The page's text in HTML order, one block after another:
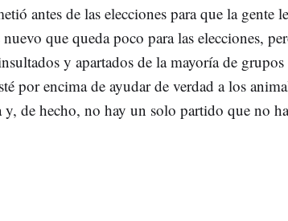
antes de las elecciones para que la gente
que queda poco para las elecciones,
y apartados de la mayoría de
por encima de ayudar de verdad a los
y, de hecho, no hay un solo partido que no